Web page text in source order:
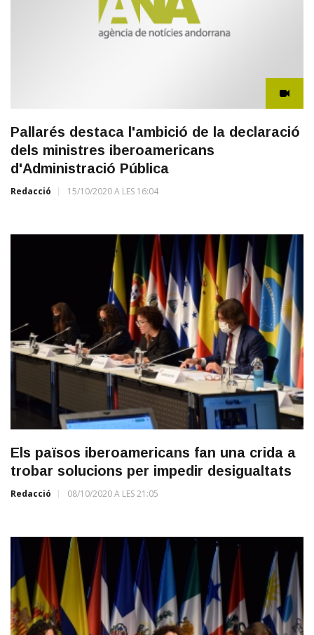
Pallarés destaca l'ambició de la declaració
dels ministres iberoamericans
d'Administració Pública
Redacció 15/10/2020 A LES 16:04
Els països iberoamericans fan una crida a
trobar solucions per impedir desigualtats
Redacció 08/10/2020 A LES 21:05